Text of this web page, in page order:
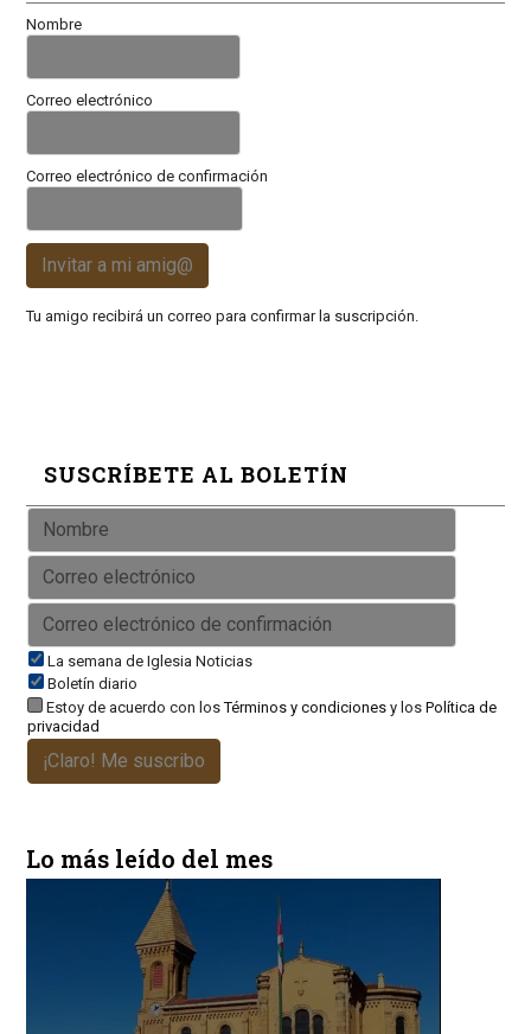
Nombre
Correo electrónico
Correo electrónico de confirmación
Invitar a mi amig@
Tu amigo recibirá un correo para confirmar la suscripción.
SUSCRÍBETE AL BOLETÍN
La semana de Iglesia Noticias
Boletín diario
Estoy de acuerdo con losTérminos y condicionesy los Política de
privacidad
¡Claro! Me suscribo
Lo más leído del mes